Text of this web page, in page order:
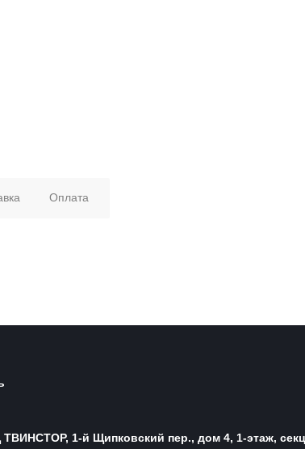
Оплата
1-й Щипковский пер., дом 4, 1-этаж,